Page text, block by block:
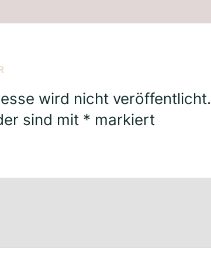
wird nicht veröffentlicht.
sind mit * markiert